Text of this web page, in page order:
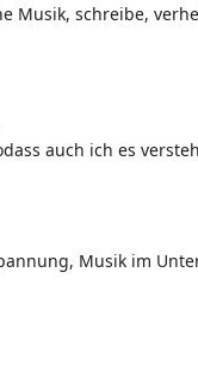
Musik, schreibe,
auch ich es
Musik im